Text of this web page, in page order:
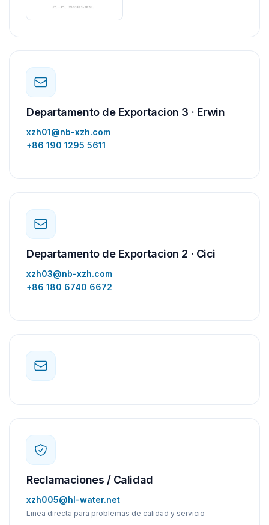
Departamento de Exportacion 3 · Erwin
xzh01@nb-xzh.com
+86 190 1295 5611
Departamento de Exportacion 2 · Cici
xzh03@nb-xzh.com
+86 180 6740 6672
Reclamaciones / Calidad
xzh005@hl-water.net
Linea directa para problemas de calidad y servicio